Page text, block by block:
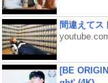
間違えてス
[BE